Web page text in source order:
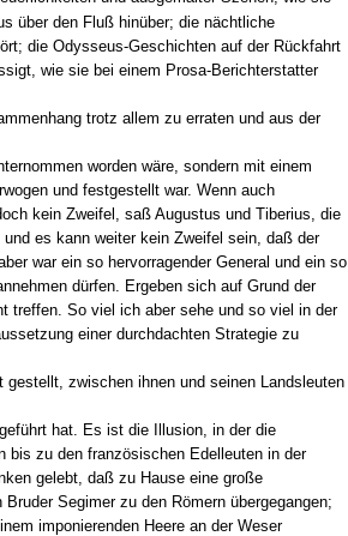
über den Fluß hinüber; die nächtliche
die Odysseus-Geschichten auf der Rückfahrt
wie sie bei einem Prosa-Berichterstatter
trotz allem zu erraten und aus der
worden wäre, sondern mit einem
und festgestellt war. Wenn auch
kein Zweifel, saß Augustus und Tiberius, die
es kann weiter kein Zweifel sein, daß der
war ein so hervorragender General und ein so
dürfen. Ergeben sich auf Grund der
treffen. So viel ich aber sehe und so viel in der
einer durchdachten Strategie zu
zwischen ihnen und seinen Landsleuten
hat. Es ist die Illusion, in der die
bis zu den französischen Edelleuten in der
gelebt, daß zu Hause eine große
Segimer zu den Römern übergegangen;
imponierenden Heere an der Weser